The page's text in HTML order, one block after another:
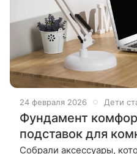
24 февраля 2026 Дети
Фундамент
подставок для
Собрали аксессуары,